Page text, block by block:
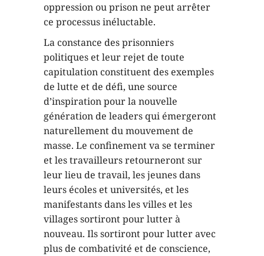
oppression ou prison ne peut arrêter
ce processus inéluctable.
La constance des prisonniers
politiques et leur rejet de toute
capitulation constituent des exemples
de lutte et de défi, une source
d’inspiration pour la nouvelle
génération de leaders qui émergeront
naturellement du mouvement de
masse. Le confinement va se terminer
et les travailleurs retourneront sur
leur lieu de travail, les jeunes dans
leurs écoles et universités, et les
manifestants dans les villes et les
villages sortiront pour lutter à
nouveau. Ils sortiront pour lutter avec
plus de combativité et de conscience,